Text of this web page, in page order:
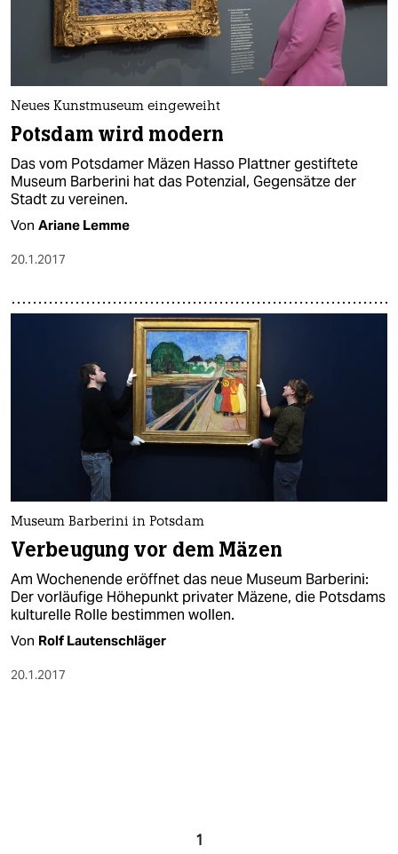
Neues Kunstmuseum eingeweiht
Potsdam wird modern
Das vom Potsdamer Mäzen Hasso Plattner gestiftete
Museum Barberini hat das Potenzial, Gegensätze der
Stadt zu vereinen.
Von Ariane Lemme
20.1.2017
Museum Barberini in Potsdam
Verbeugung vor dem Mäzen
Am Wochenende eröffnet das neue Museum Barberini:
Der vorläufige Höhepunkt privater Mäzene, die Potsdams
kulturelle Rolle bestimmen wollen.
Von Rolf Lautenschläger
20.1.2017
1